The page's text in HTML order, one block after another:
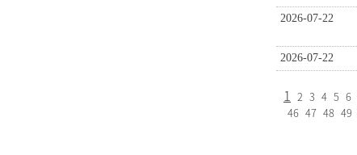
2026-07-22
2026-07-22
1 2 3 4 5 6
46 47 48 49